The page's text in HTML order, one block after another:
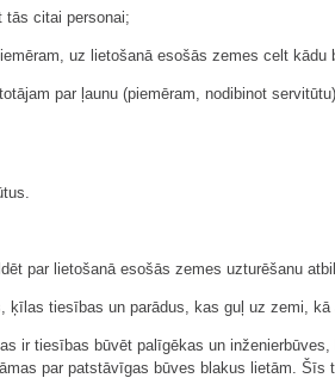
citai personai;
uz lietošanā esošās zemes celt kādu
par ļaunu (piemēram, nodibinot
par lietošanā esošās zemes uzturēšanu
tiesības un parādus, kas guļ uz zemi,
ir tiesības būvēt palīgēkas un
par patstāvīgas būves blakus lietām. Šīs